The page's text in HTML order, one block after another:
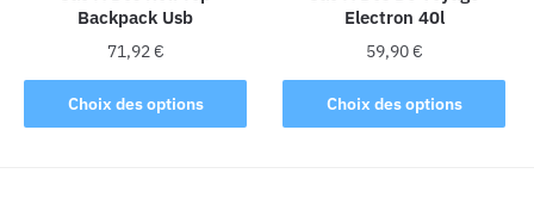
du
produit
page
du
produit
Backpack Usb
71,92€
Choix des options
Ce
produit
Electron 40l
59,90€
Choix des options
Ce
produit